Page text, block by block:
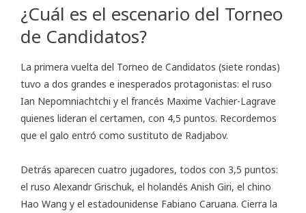
¿Cuál es el escenario del Torneo
de Candidatos?
La primera vuelta del Torneo de Candidatos (siete rondas)
tuvo a dos grandes e inesperados protagonistas: el ruso
Ian Nepomniachtchi y el francés Maxime Vachier-Lagrave
quienes lideran el certamen, con 4,5 puntos. Recordemos
que el galo entró como sustituto de Radjabov.
Detrás aparecen cuatro jugadores, todos con 3,5 puntos:
el ruso Alexandr Grischuk, el holandés Anish Giri, el chino
Hao Wang y el estadounidense Fabiano Caruana. Cierra la